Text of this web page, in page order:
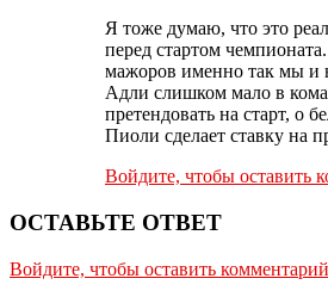
Я тоже думаю, что это
перед стартом
мажоров именно так мы и
Адли слишком мало в
претендовать на старт, о
Пиоли сделает ставку на
Войдите, чтобы оставить
ОСТАВЬТЕ ОТВЕТ
Войдите, чтобы оставить комментарий